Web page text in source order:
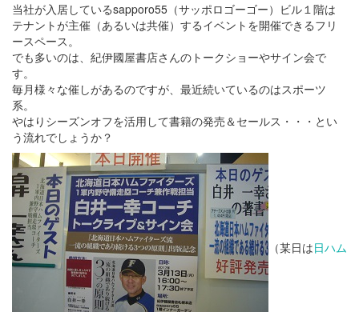
当社が入居しているsapporo55（サッポロゴーゴー）ビル１階は
テナントが主催（あるいは共催）するイベントを開催できるフリ
ースペース。
でも多いのは、紀伊國屋書店さんのトークショーやサイン会で
す。
毎月様々な催しがあるのですが、最近続いているのはスポーツ
系。
やはりシーズンオフを活用して書籍の発売＆セールス・・・とい
う流れでしょうか？
（某日は日ハム